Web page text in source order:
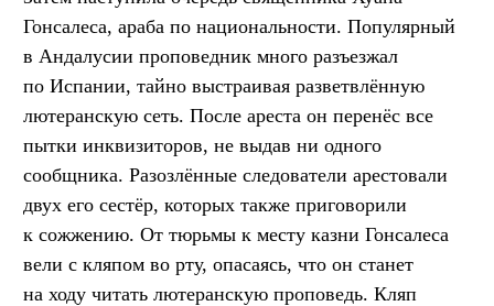
Гонсалеса, араба по национальности. Популярный
в Андалусии проповедник много разъезжал
по Испании, тайно выстраивая разветвлённую
лютеранскую сеть. После ареста он перенёс все
пытки инквизиторов, не выдав ни одного
сообщника. Разозлённые следователи арестовали
двух его сестёр, которых также приговорили
к сожжению. От тюрьмы к месту казни Гонсалеса
вели с кляпом во рту, опасаясь, что он станет
на ходу читать лютеранскую проповедь. Кляп